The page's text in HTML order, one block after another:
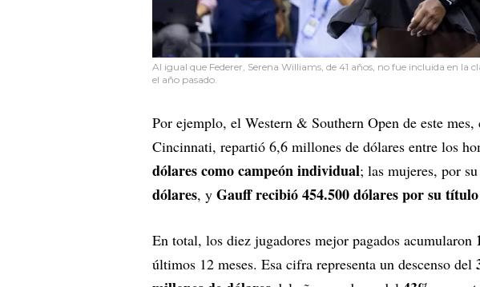
Al igual que Federer, Serena Williams, de 41 años, no fue incluida en la
el año pasado.
Por ejemplo, el Western & Southern Open de este mes,
Cincinnati, repartió 6,6 millones de dólares entre los
dólares como campeón individual; las mujeres, por
dólares, y Gauff recibió 454.500 dólares por su
En total, los diez jugadores mejor pagados acumularon
últimos 12 meses. Esa cifra representa un descenso del